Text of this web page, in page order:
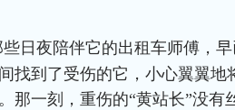
日夜陪伴它的出租车师傅，
找到了受伤的它，小心翼翼地
那一刻，重伤的“黄站长”没有